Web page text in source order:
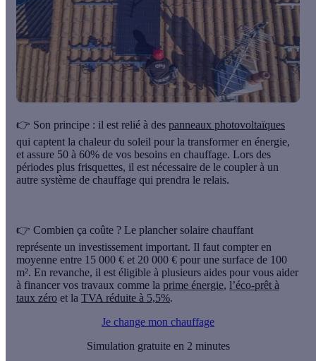
👉 Son principe : il est relié à des panneaux photovoltaïques
qui captent la chaleur du soleil pour la transformer en énergie,
et assure 50 à 60% de vos besoins en chauffage. Lors des
périodes plus frisquettes, il est nécessaire de le coupler à un
autre système de chauffage qui prendra le relais.
👉 Combien ça coûte ? Le plancher solaire chauffant
représente un investissement important. Il faut compter en
moyenne entre 15 000 € et 20 000 € pour une surface de 100
m². En revanche, il est éligible à plusieurs aides pour vous aider
à financer vos travaux comme la prime énergie, l’éco-prêt à
taux zéro et la TVA réduite à 5,5%.
Je change mon chauffage
Simulation gratuite en 2 minutes